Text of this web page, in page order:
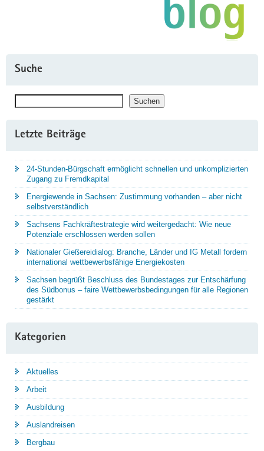
Suche
Suchen
Letzte Beiträge
24-Stunden-Bürgschaft ermöglicht schnellen und unkomplizierten
Zugang zu Fremdkapital
Energiewende in Sachsen: Zustimmung vorhanden – aber nicht
selbstverständlich
Sachsens Fachkräftestrategie wird weitergedacht: Wie neue
Potenziale erschlossen werden sollen
Nationaler Gießereidialog: Branche, Länder und IG Metall fordern
international wettbewerbsfähige Energiekosten
Sachsen begrüßt Beschluss des Bundestages zur Entschärfung
des Südbonus – faire Wettbewerbsbedingungen für alle Regionen
gestärkt
Kategorien
Aktuelles
Arbeit
Ausbildung
Auslandreisen
Bergbau